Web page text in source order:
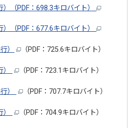
）（PDF：698.3キロバイト）
）（PDF：677.6キロバイト）
） （PDF：725.6キロバイト）
） （PDF：723.1キロバイト）
） （PDF：707.7キロバイト）
） （PDF：704.9キロバイト）